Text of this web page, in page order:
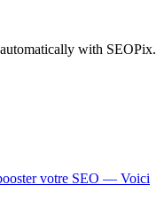
with SEOPix.
votre SEO — Voici